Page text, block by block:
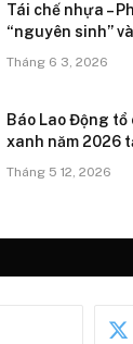
Tái chế nhựa –
“nguyên sinh”
Tháng 6 3, 2026
Báo Lao Động
xanh năm 2026
Tháng 5 12, 2026